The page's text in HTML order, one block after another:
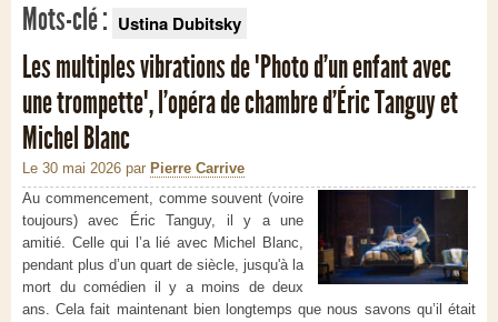
Mots-clé : Ustina Dubitsky
Les multiples vibrations de "Photo d’un enfant avec
une trompette", l’opéra de chambre d’Éric Tanguy et
Michel Blanc
Le 30 mai 2026 par Pierre Carrive
Au commencement, comme souvent (voire
toujours) avec Éric Tanguy, il y a une
amitié. Celle qui l’a lié avec Michel Blanc,
pendant plus d’un quart de siècle, jusqu'à la
mort du comédien il y a moins de deux
ans. Cela fait maintenant bien longtemps que nous savons qu’il était